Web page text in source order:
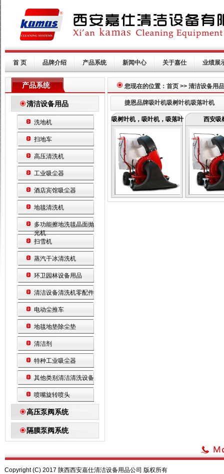
首 页 品牌介绍 产品系统 新闻中心 关于嘉仕 业绩展
产品系统
清洁设备用品
洗地机
扫地车
高压清洗机
工业吸尘器
酒店宾馆吸尘器
地毯清洗机
多功能擦地洗毯晶面抛
光机
扫雪机
蒸汽干冰清洗机
环卫园林设备用品
清洁设备清洗机零配件
电动尘推车
地毯地垫除尘垫
清洁剂
特种工业吸尘器
其他类别清洁清洗设备
喷嘴旋转喷头
高压泵阀系统
隔膜泵阀系统
您现在的位置：首页 >> 清洁设备
捷恩品牌吸叶机吸树叶机吸落叶机
吸树叶机，吸叶机，吸落叶 西安吸
Copyright (C) 2017 陕西西安嘉仕清洁设备用品公司 版权所有